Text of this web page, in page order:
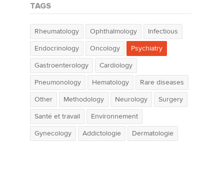
TAGS
Rheumatology Ophthalmology
Infectious
Endocrinology
Oncology
Psychiatry
Gastroenterology
Cardiology
Pneumonology
Hematology
Rare diseases
Other
Methodology Neurology
Surgery
Santé et travail
Environnement
Gynecology
Addictologie Dermatologie